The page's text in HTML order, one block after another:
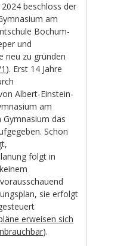
beschloss der
am
Bochum-
und
neu zu gründen
). Erst 14 Jahre
Albert-Einstein-
am
das
Schon
folgt in
sie erfolgt
erweisen sich
).